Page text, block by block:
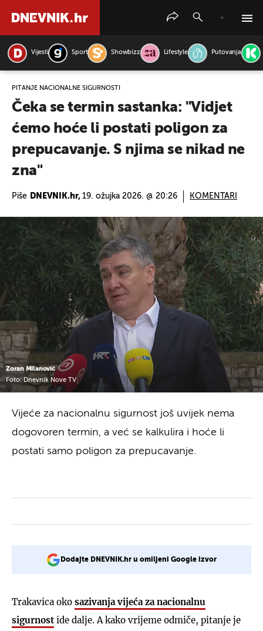
Vijesti Sport Showbizz Lifestyle Putovanja
PITANJE NACIONALNE SIGURNOSTI
Čeka se termin sastanka: "Vidjet
ćemo hoće li postati poligon za
prepucavanje. S njima se nikad ne
zna"
Piše DNEVNIK.hr, 19. ožujka 2026. @ 20:26 KOMENTARI
Zoran Milanović
Foto: Dnevnik Nove TV
Vijeće za nacionalnu sigurnost još uvijek nema
dogovoren termin, a već se kalkulira i hoće li
postati samo poligon za prepucavanje.
Dodajte DNEVNIK.hr u omiljeni Google izvor
Trakavica oko sazivanja vijeća za nacionalnu
sigurnost ide dalje. A kako vrijeme odmiče, pitanje je
PRETRAŽITE VIJESTI